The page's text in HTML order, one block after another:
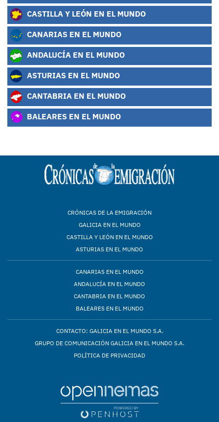
CASTILLA Y LEÓN EN EL MUNDO
CANARIAS EN EL MUNDO
ANDALUCÍA EN EL MUNDO
ASTURIAS EN EL MUNDO
CANTABRIA EN EL MUNDO
BALEARES EN EL MUNDO
CRÓNICAS DE LA EMIGRACIÓN
GALICIA EN EL MUNDO
CASTILLA Y LEÓN EN EL MUNDO
ASTURIAS EN EL MUNDO
CANARIAS EN EL MUNDO
ANDALUCÍA EN EL MUNDO
CANTABRIA EN EL MUNDO
BALEARES EN EL MUNDO
CONTACTO: GALICIA EN EL MUNDO S.A.
GRUPO DE COMUNICACIÓN GALICIA EN EL MUNDO S.A.
POLÍTICA DE PRIVACIDAD